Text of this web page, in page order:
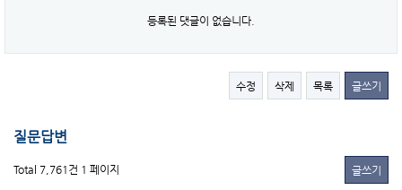
등록된 댓글이 없습니다.
수정 삭제 목록 글쓰기
질문답변
Total 7,761건 1 페이지 글쓰기